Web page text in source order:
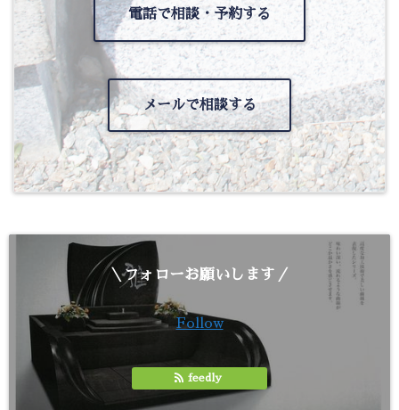
電話で相談・予約する
メールで相談する
＼フォローお願いします／
Follow
feedly